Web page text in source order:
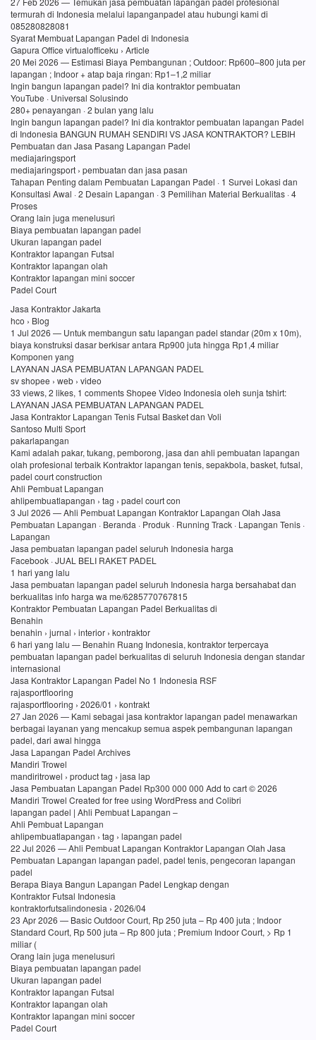
termurah di Indonesia melalui lapanganpadel atau hubungi kami di
085280828081
Syarat Membuat Lapangan Padel di Indonesia
Gapura Office virtualofficeku › Article
20 Mei 2026 — Estimasi Biaya Pembangunan ; Outdoor: Rp600–800 juta per
lapangan ; Indoor + atap baja ringan: Rp1–1,2 miliar
Ingin bangun lapangan padel? Ini dia kontraktor pembuatan
YouTube · Universal Solusindo
280+ penayangan · 2 bulan yang lalu
Ingin bangun lapangan padel? Ini dia kontraktor pembuatan lapangan Padel
di Indonesia BANGUN RUMAH SENDIRI VS JASA KONTRAKTOR? LEBIH
Pembuatan dan Jasa Pasang Lapangan Padel
mediajaringsport
mediajaringsport › pembuatan dan jasa pasan
Tahapan Penting dalam Pembuatan Lapangan Padel · 1 Survei Lokasi dan
Konsultasi Awal · 2 Desain Lapangan · 3 Pemilihan Material Berkualitas · 4
Proses
Orang lain juga menelusuri
Biaya pembuatan lapangan padel
Ukuran lapangan padel
Kontraktor lapangan Futsal
Kontraktor lapangan olah
Kontraktor lapangan mini soccer
Padel Court
Jasa Kontraktor Jakarta
hco › Blog
1 Jul 2026 — Untuk membangun satu lapangan padel standar (20m x 10m),
biaya konstruksi dasar berkisar antara Rp900 juta hingga Rp1,4 miliar
Komponen yang
LAYANAN JASA PEMBUATAN LAPANGAN PADEL
sv shopee › web › video
33 views, 2 likes, 1 comments Shopee Video Indonesia oleh sunja tshirt:
LAYANAN JASA PEMBUATAN LAPANGAN PADEL
Jasa Kontraktor Lapangan Tenis Futsal Basket dan Voli
Santoso Multi Sport
pakarlapangan
Kami adalah pakar, tukang, pemborong, jasa dan ahli pembuatan lapangan
olah profesional terbaik Kontraktor lapangan tenis, sepakbola, basket, futsal,
padel court construction
Ahli Pembuat Lapangan
ahlipembuatlapangan › tag › padel court con
3 Jul 2026 — Ahli Pembuat Lapangan Kontraktor Lapangan Olah Jasa
Pembuatan Lapangan · Beranda · Produk · Running Track · Lapangan Tenis ·
Lapangan
Jasa pembuatan lapangan padel seluruh Indonesia harga
Facebook · JUAL BELI RAKET PADEL
1 hari yang lalu
Jasa pembuatan lapangan padel seluruh Indonesia harga bersahabat dan
berkualitas info harga wa me/6285770767815
Kontraktor Pembuatan Lapangan Padel Berkualitas di
Benahin
benahin › jurnal › interior › kontraktor
6 hari yang lalu — Benahin Ruang Indonesia, kontraktor terpercaya
pembuatan lapangan padel berkualitas di seluruh Indonesia dengan standar
internasional
Jasa Kontraktor Lapangan Padel No 1 Indonesia RSF
rajasportflooring
rajasportflooring › 2026/01 › kontrakt
27 Jan 2026 — Kami sebagai jasa kontraktor lapangan padel menawarkan
berbagai layanan yang mencakup semua aspek pembangunan lapangan
padel, dari awal hingga
Jasa Lapangan Padel Archives
Mandiri Trowel
mandiritrowel › product tag › jasa lap
Jasa Pembuatan Lapangan Padel Rp300 000 000 Add to cart © 2026
Mandiri Trowel Created for free using WordPress and Colibri
lapangan padel | Ahli Pembuat Lapangan –
Ahli Pembuat Lapangan
ahlipembuatlapangan › tag › lapangan padel
22 Jul 2026 — Ahli Pembuat Lapangan Kontraktor Lapangan Olah Jasa
Pembuatan Lapangan lapangan padel, padel tenis, pengecoran lapangan
padel
Berapa Biaya Bangun Lapangan Padel Lengkap dengan
Kontraktor Futsal Indonesia
kontraktorfutsalindonesia › 2026/04
23 Apr 2026 — Basic Outdoor Court, Rp 250 juta – Rp 400 juta ; Indoor
Standard Court, Rp 500 juta – Rp 800 juta ; Premium Indoor Court, > Rp 1
miliar (
Orang lain juga menelusuri
Biaya pembuatan lapangan padel
Ukuran lapangan padel
Kontraktor lapangan Futsal
Kontraktor lapangan olah
Kontraktor lapangan mini soccer
Padel Court